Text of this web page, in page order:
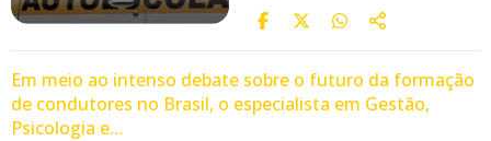
Em meio ao intenso debate sobre o futuro da formação
de condutores no Brasil, o especialista em Gestão,
Psicologia e…